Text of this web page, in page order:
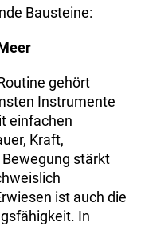
Bausteine:
gehört
Instrumente
einfachen
Kraft,
stärkt
ist auch die
In